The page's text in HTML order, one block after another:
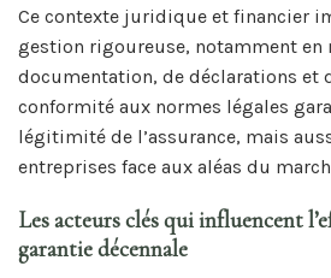
Ce contexte juridique et financier
gestion rigoureuse, notamment en
documentation, de déclarations et
conformité aux normes légales
légitimité de l’assurance, mais
entreprises face aux aléas du
Les acteurs clés qui influencent
garantie décennale